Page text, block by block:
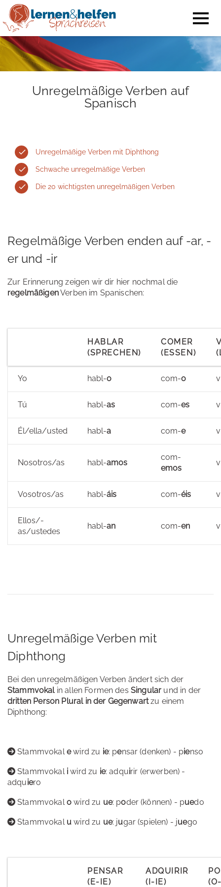
Unregelmäßige Verben auf
Spanisch
Unregelmäßige Verben mit Diphthong
Schwache unregelmäßige Verben
Die 20 wichtigsten unregelmäßigen Verben
Regelmäßige Verben enden auf -ar, -
er und -ir
Zur Erinnerung zeigen wir dir hier nochmal die
regelmäßigenVerben im Spanischen:
HABLAR
(SPRECHEN)
COMER
(ESSEN)
Yo habl-o com-o
Tú habl-as com-es
Él/ella/usted habl-a com-e
Nosotros/as habl-amos
com-
emos
Vosotros/as habl-áis com-éis
Ellos/-
as/ustedes
habl-an com-en
Unregelmäßige Verben mit
Diphthong
Bei den unregelmäßigen Verben ändert sich der
Stammvokalin allen Formen des Singular und in der
dritten Person Plural in der Gegenwartzu einem
Diphthong:
Stammvokal ewird zu ie: pensar (denken) - pienso
Stammvokal i wird zu ie: adquirir (erwerben) -
adquiero
Stammvokal o wird zu ue: poder (können) - puedo
Stammvokal u wird zu ue: jugar (spielen) - juego
PENSAR
(E-IE)
ADQUIRIR
(I-IE)